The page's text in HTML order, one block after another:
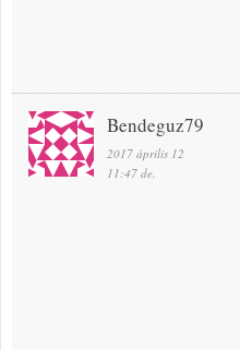
Bendeguz79
2017 április 12
11:47 de.